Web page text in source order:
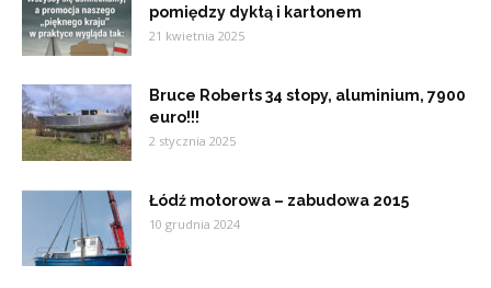
pomiędzy dyktą i kartonem
21 kwietnia 2025
Bruce Roberts 34 stopy, aluminium, 7900
euro!!!
2 stycznia 2025
Łódź motorowa – zabudowa 2015
10 grudnia 2024